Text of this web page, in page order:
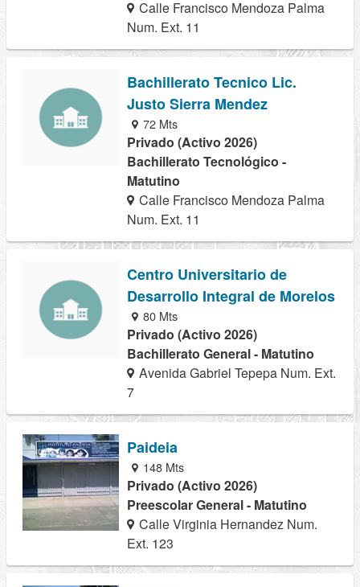
Calle Francisco Mendoza Palma
Num. Ext. 11
Bachillerato Tecnico Lic.
Justo Sierra Mendez
72 Mts
Privado (Activo 2026)
Bachillerato Tecnológico -
Matutino
Calle Francisco Mendoza Palma
Num. Ext. 11
Centro Universitario de
Desarrollo Integral de Morelos
80 Mts
Privado (Activo 2026)
Bachillerato General - Matutino
Avenida Gabriel Tepepa Num. Ext.
7
Paideia
148 Mts
Privado (Activo 2026)
Preescolar General - Matutino
Calle Virginia Hernandez Num.
Ext. 123